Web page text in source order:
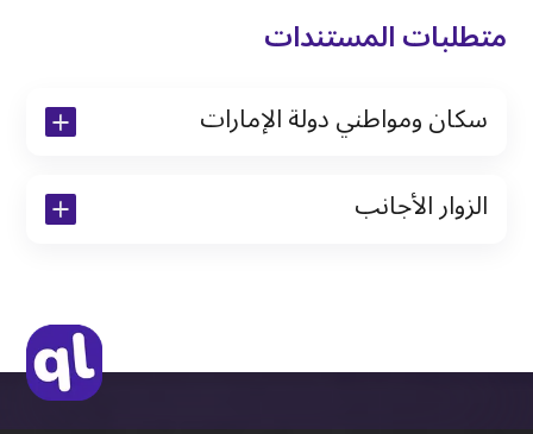
متطلبات المستندات
سكان ومواطني دولة الإمارات
نسخة من تأشيرة الاقامة
الزوار الأجانب